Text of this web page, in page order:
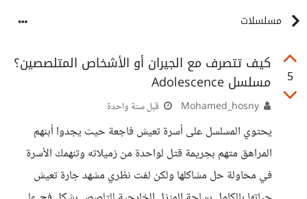
مسلسلات
5
كيف تتصرف مع الجيران أو الأشخاص المتلصصين؟
مسلسل Adolescence
قبل سنة واحدة
يحتوي المسلسل على أسرة تعيش فاجعة حيث يجدوا أبنهم
المراهق متهم بجريمة قتل لواحدة من زميلاته وتنهمك الأسرة
في محاولة حل مشاكلها ولكن لفت نظري مشهد جارة تعيش